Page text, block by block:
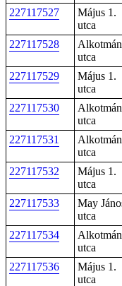
227117527
Május 1.
utca
227117528
utca
227117529
Május 1.
utca
227117530
utca
227117531
utca
227117532
Május 1.
utca
227117533
May
utca
227117534
utca
227117536
Május 1.
utca